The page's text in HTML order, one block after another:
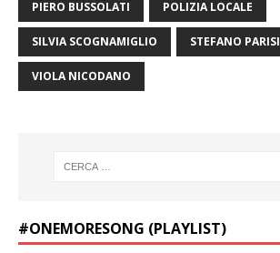
PIERO BUSSOLATI POLIZIA LOCALE
SILVIA SCOGNAMIGLIO STEFANO PARISI
VIOLA NICODANO
#ONEMORESONG (PLAYLIST)